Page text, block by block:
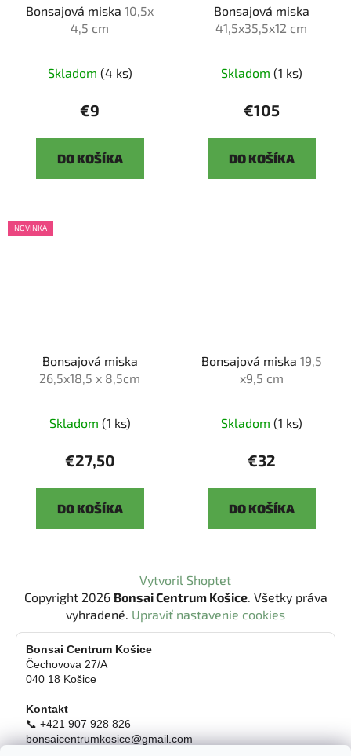
Bonsajová miska 10,5x
4,5 cm
Skladom (4 ks)
€9
DO KOŠÍKA
Bonsajová miska
41,5x35,5x12 cm
Skladom (1 ks)
€105
DO KOŠÍKA
NOVINKA
Bonsajová miska
26,5x18,5 x 8,5cm
Skladom (1 ks)
€27,50
DO KOŠÍKA
Bonsajová miska 19,5
x9,5 cm
Skladom (1 ks)
€32
DO KOŠÍKA
Vytvoril Shoptet
Copyright 2026 Bonsai Centrum Košice. Všetky práva
vyhradené. Upraviť nastavenie cookies
Bonsai Centrum Košice
Čechovova 27/A
040 18 Košice
Kontakt
📞 +421 907 928 826
bonsaicentrumkosice@gmail.com